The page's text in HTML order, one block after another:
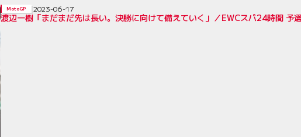
渡辺一樹「まだまだ先は長い。決勝に向けて備えていく」／EWCスパ24時間 予選
MotoGP 2023-06-17